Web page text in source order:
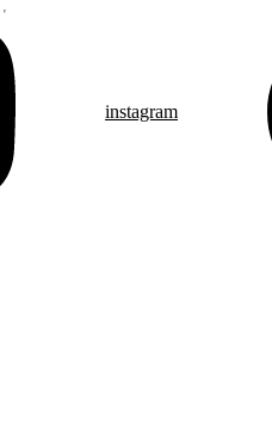
instagram